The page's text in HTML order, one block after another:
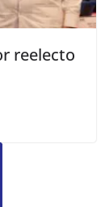
reelecto